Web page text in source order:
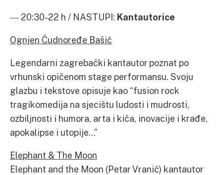
― 20:30-22 h / NASTUPI: Kantautorice
Ognjen Ćudnoređe Bašić
Legendarni zagrebački kantautor poznat po
vrhunski opičenom stage performansu. Svoju
glazbu i tekstove opisuje kao “fusion rock
tragikomedija na sjecištu ludosti i mudrosti,
ozbiljnosti i humora, arta i kiča, inovacije i krađe,
apokalipse i utopije…”
Elephant & The Moon
Elephant and the Moon (Petar Vranić) kantautor